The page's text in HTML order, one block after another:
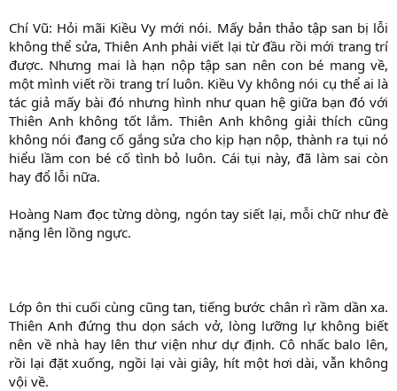
Chí Vũ: Hỏi mãi Kiều Vy mới nói. Mấy bản thảo tập san bị lỗi
không thể sửa, Thiên Anh phải viết lại từ đầu rồi mới trang trí
được. Nhưng mai là hạn nộp tập san nên con bé mang về,
một mình viết rồi trang trí luôn. Kiều Vy không nói cụ thể ai là
tác giả mấy bài đó nhưng hình như quan hệ giữa bạn đó với
Thiên Anh không tốt lắm. Thiên Anh không giải thích cũng
không nói đang cố gắng sửa cho kịp hạn nộp, thành ra tụi nó
hiểu lầm con bé cố tình bỏ luôn. Cái tụi này, đã làm sai còn
hay đổ lỗi nữa.
Hoàng Nam đọc từng dòng, ngón tay siết lại, mỗi chữ như đè
nặng lên lồng ngực.
Lớp ôn thi cuối cùng cũng tan, tiếng bước chân rì rầm dần xa.
Thiên Anh đứng thu dọn sách vở, lòng lưỡng lự không biết
nên về nhà hay lên thư viện như dự định. Cô nhấc balo lên,
rồi lại đặt xuống, ngồi lại vài giây, hít một hơi dài, vẫn không
vội về.